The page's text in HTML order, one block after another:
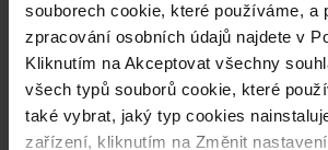
souborech cookie, které používáme, a
zpracování osobních údajů najdete v
Kliknutím na Akceptovat všechny
všech typů souborů cookie, které
také vybrat, jaký typ cookies
zařízení, kliknutím na Změnit